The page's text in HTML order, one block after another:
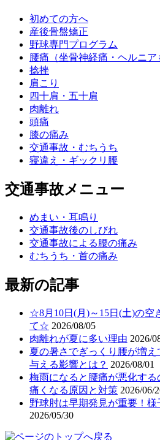
初めての方へ
産後骨盤矯正
野球専門プログラム
腰痛（坐骨神経痛・ヘルニア
捻挫
肩こり
四十肩・五十肩
肉離れ
頭痛
膝の痛み
交通事故・むちうち
寝違え・ギックリ腰
交通事故メニュー
めまい・耳鳴り
交通事故後のしびれ
交通事故による腰の痛み
むちうち・首の痛み
最新の記事
☆8月10日(月)～15日(土)の空
て☆ 2026/08/05
肉離れが夏に多い理由 2026/
夏の暑さでぎっくり腰が増
与える影響とは？ 2026/08/01
梅雨になると腰痛が悪化す
痛くなる原因と対策 2026/06/
野球肘は早期発見が重要！様
2026/05/30